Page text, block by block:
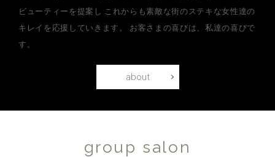
ビューティーを提案し これからも素敵な街のステキな女性達の
キレイを応援していきます。
お客さまの喜びは、私達の喜びで
す。
about
group salon